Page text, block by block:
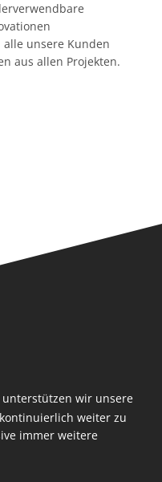
unsere Kunden
aus allen Projekten.
unterstützen wir unsere
weiter zu
immer weitere